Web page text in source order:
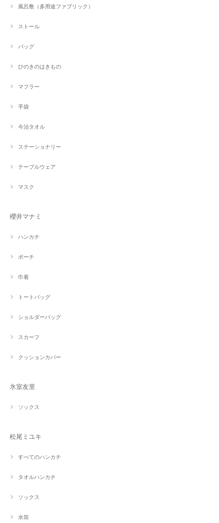
風呂敷（多用途ファブリック）
ストール
バッグ
ひのきのはきもの
マフラー
手袋
今治タオル
ステーショナリー
テーブルウェア
マスク
櫻井マナミ
ハンカチ
ポーチ
巾着
トートバッグ
ショルダーバッグ
スカーフ
クッションカバー
氷室友里
ソックス
松尾ミユキ
すべてのハンカチ
タオルハンカチ
ソックス
水筒